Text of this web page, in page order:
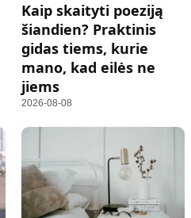
Kaip skaityti poeziją
šiandien? Praktinis
gidas tiems, kurie
mano, kad eilės ne
jiems
2026-08-08